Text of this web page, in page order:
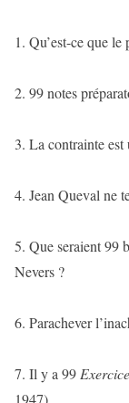
1. Qu’est-ce que le
2. 99 notes
3. La contrainte est
4. Jean Queval ne
5. Que seraient 99
Nevers ?
6. Parachever
7. Il y a 99
1947).